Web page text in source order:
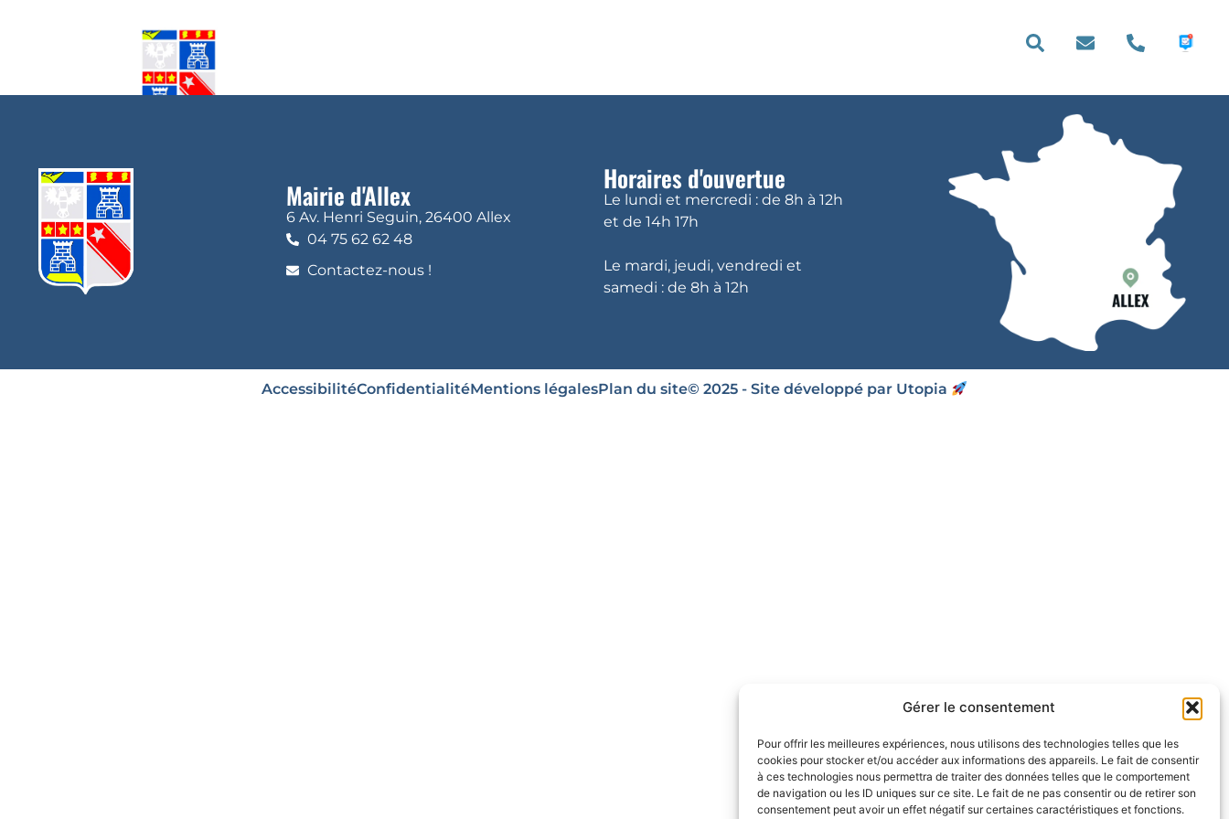
Gérer le consentement
Pour offrir les meilleures expériences, nous utilisons des technologies telles que les
cookies pour stocker et/ou accéder aux informations des appareils. Le fait de consentir
à ces technologies nous permettra de traiter des données telles que le comportement
de navigation ou les ID uniques sur ce site. Le fait de ne pas consentir ou de retirer son
consentement peut avoir un effet négatif sur certaines caractéristiques et fonctions.
Mairie d'Allex
6 Av. Henri Seguin, 26400 Allex
04 75 62 62 48
Contactez-nous !
Horaires d'ouvertue
Le lundi et mercredi : de 8h à 12h
et de 14h 17h
Le mardi, jeudi, vendredi et
samedi : de 8h à 12h
AccessibilitéConfidentialitéMentions légalesPlan du site© 2025 - Site développé par Utopia